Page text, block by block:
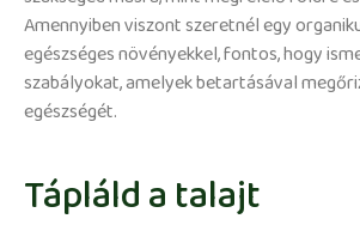
Amennyiben viszont szeretnél egy
egészséges növényekkel, fontos, hogy
szabályokat, amelyek betartásával
egészségét.
Tápláld a talajt